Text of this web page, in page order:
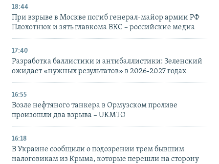
18:44
При взрыве в Москве погиб генерал-майор армии РФ
Плохотнюк и зять главкома ВКС – российские медиа
17:40
Разработка баллистики и антибаллистики: Зеленский
ожидает «нужных результатов» в 2026-2027 годах
16:55
Возле нефтяного танкера в Ормузском проливе
произошли два взрыва – UKMTO
16:18
В Украине сообщили о подозрении трем бывшим
налоговикам из Крыма, которые перешли на сторону